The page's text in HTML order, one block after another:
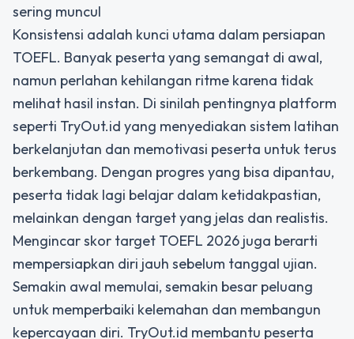
sering muncul
Konsistensi adalah kunci utama dalam persiapan
TOEFL. Banyak peserta yang semangat di awal,
namun perlahan kehilangan ritme karena tidak
melihat hasil instan. Di sinilah pentingnya platform
seperti TryOut.id yang menyediakan sistem latihan
berkelanjutan dan memotivasi peserta untuk terus
berkembang. Dengan progres yang bisa dipantau,
peserta tidak lagi belajar dalam ketidakpastian,
melainkan dengan target yang jelas dan realistis.
Mengincar skor target TOEFL 2026 juga berarti
mempersiapkan diri jauh sebelum tanggal ujian.
Semakin awal memulai, semakin besar peluang
untuk memperbaiki kelemahan dan membangun
kepercayaan diri. TryOut.id membantu peserta